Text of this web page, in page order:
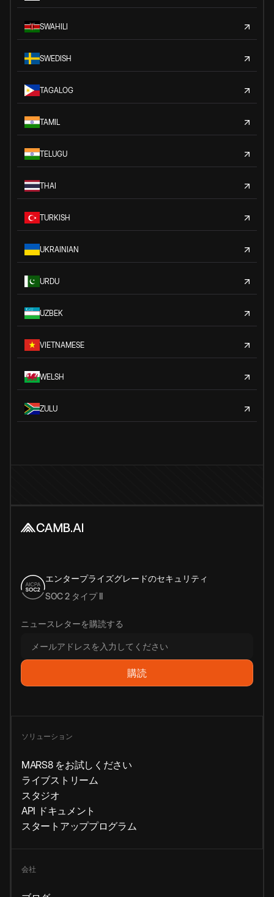
SWAHILI
SWEDISH
TAGALOG
TAMIL
TELUGU
THAI
TURKISH
UKRAINIAN
URDU
UZBEK
VIETNAMESE
WELSH
ZULU
エンタープライズグレードのセキュリティ
SOC 2 タイプ II
ニュースレターを購読する
ソリューション
MARS8 をお試しください
ライブストリーム
スタジオ
API ドキュメント
スタートアッププログラム
会社